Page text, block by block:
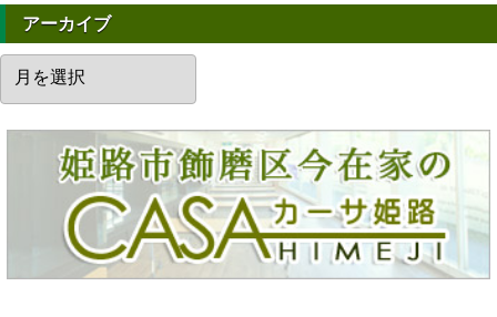
アーカイブ
ア
ー
カ
ブ